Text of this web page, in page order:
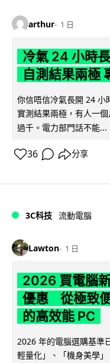
arthur 1 日
冷氣 24 小時
自測結果兩極
你信唔信冷氣長開 24 小
實測結果兩極，有人一
過千。電力部門話不能...
36 分享
3C科技 流動電腦
Lawton 1 日
2026 買電腦
優惠 從極致
的高效能 PC
2026 年的電腦選購基準
輕量化」、「機身美學